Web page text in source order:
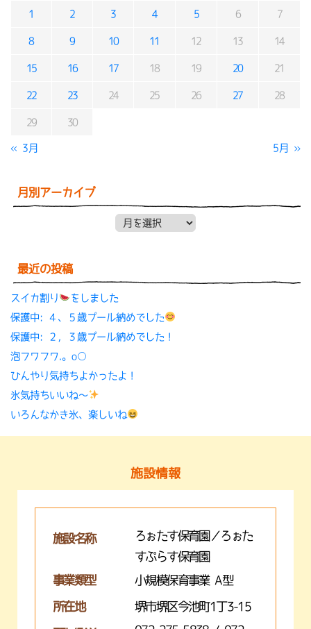
1 2 3 4 5 6 7
8 9 10 11 12 13 14
15 16 17 18 19 20 21
22 23 24 25 26 27 28
29 30
« 3月 5月 »
月別アーカイブ
最近の投稿
スイカ割り
をしました
保護中: ４、５歳プール納めでした
保護中: ２，３歳プール納めでした！
泡フワフワ.。o○
ひんやり気持ちよかったよ！
氷気持ちいいね〜
いろんなかき氷、楽しいね
施設情報
施設名称
ろぉたす保育園／ろぉた
すぷらす保育園
事業類型
小規模保育事業 A型
所在地 堺市堺区今池町1丁3-15